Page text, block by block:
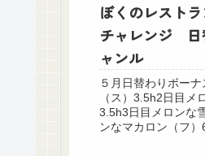
ぼくのレスト
チャレンジ 日
ャンル
５月日替わりボー
（ス）3.5h2日目メ
3.5h3日目メロンな
ンなマカロン（フ）